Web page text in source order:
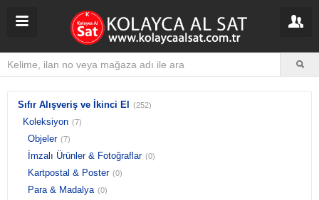
Sıfır Alışveriş ve İkinci El (252)
Koleksiyon (7)
Objeler (7)
İmzalı Ürünler & Fotoğraflar (0)
Kartpostal & Poster (0)
Para & Madalya (0)